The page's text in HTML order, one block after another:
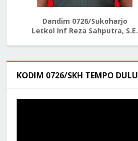
Dandim 0726/Sukoharjo
Letkol Inf Reza Sahputra, S.E.
KODIM 0726/SKH TEMPO DULU